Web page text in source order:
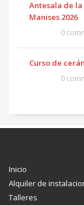
Antesala de la
Manises 2026
0
Curso de
0
Inicio
Alquiler de
Talleres